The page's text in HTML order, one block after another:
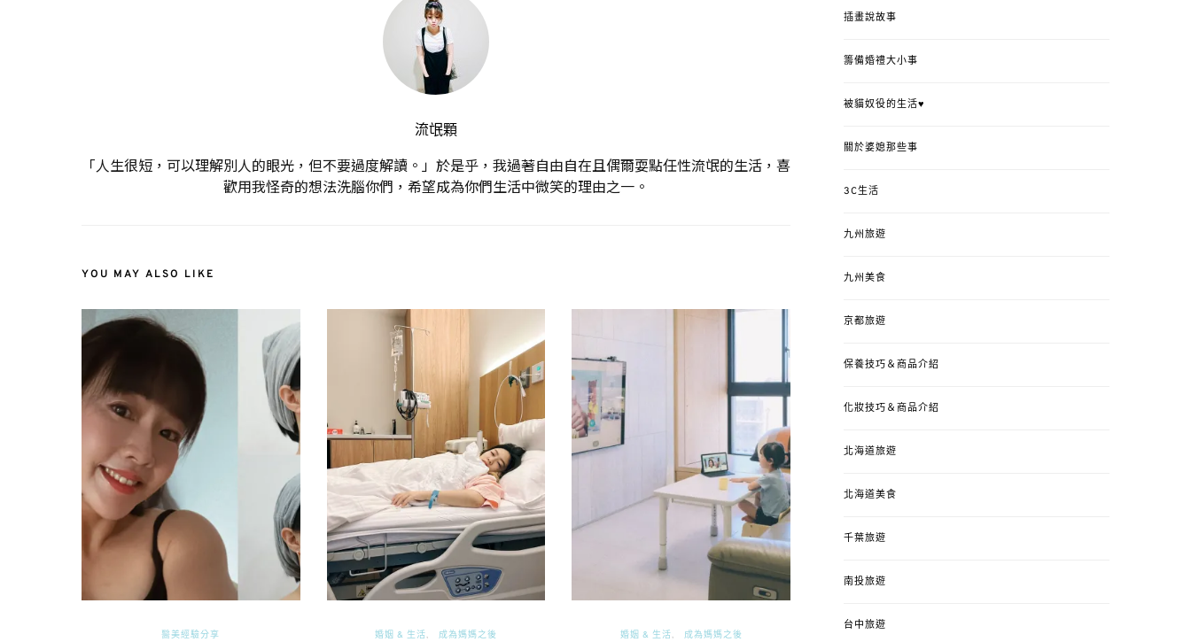
流氓顆
「人生很短，可以理解別人的眼光，但不要過度解讀。」於是乎，我過著自由自在且偶爾耍點任性流氓的生活，喜
歡用我怪奇的想法洗腦你們，希望成為你們生活中微笑的理由之一。
YOU MAY ALSO LIKE
醫美經驗分享 婚姻 & 生活 成為媽媽之後 婚姻 & 生活 成為媽媽之後
插畫說故事
籌備婚禮大小事
被貓奴役的生活♥
關於婆媳那些事
3C生活
九州旅遊
九州美食
京都旅遊
保養技巧＆商品介紹
化妝技巧＆商品介紹
北海道旅遊
北海道美食
千葉旅遊
南投旅遊
台中旅遊